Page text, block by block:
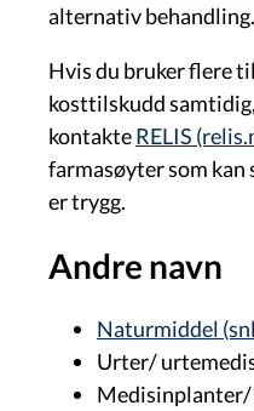
alternativ behandling.
Hvis du bruker flere
kosttilskudd
kontakteRELIS
farmasøyter som kan
er trygg.
Andre navn
Naturmiddel
Urter/